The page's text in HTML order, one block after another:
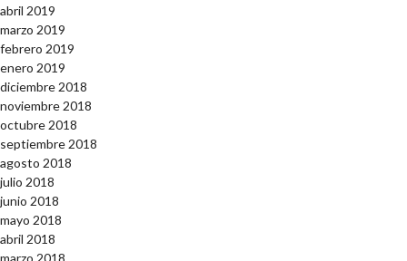
abril 2019
marzo 2019
febrero 2019
enero 2019
diciembre 2018
noviembre 2018
octubre 2018
septiembre 2018
agosto 2018
julio 2018
junio 2018
mayo 2018
abril 2018
marzo 2018